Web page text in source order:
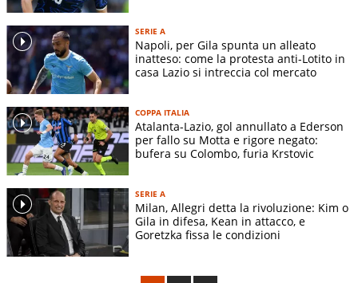
SERIE A
Napoli, per Gila spunta un alleato
inatteso: come la protesta anti-Lotito in
casa Lazio si intreccia col mercato
COPPA ITALIA
Atalanta-Lazio, gol annullato a Ederson
per fallo su Motta e rigore negato:
bufera su Colombo, furia Krstovic
SERIE A
Milan, Allegri detta la rivoluzione: Kim o
Gila in difesa, Kean in attacco, e
Goretzka fissa le condizioni